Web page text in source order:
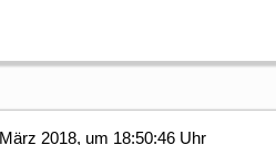
2018, um 18:50:46 Uhr